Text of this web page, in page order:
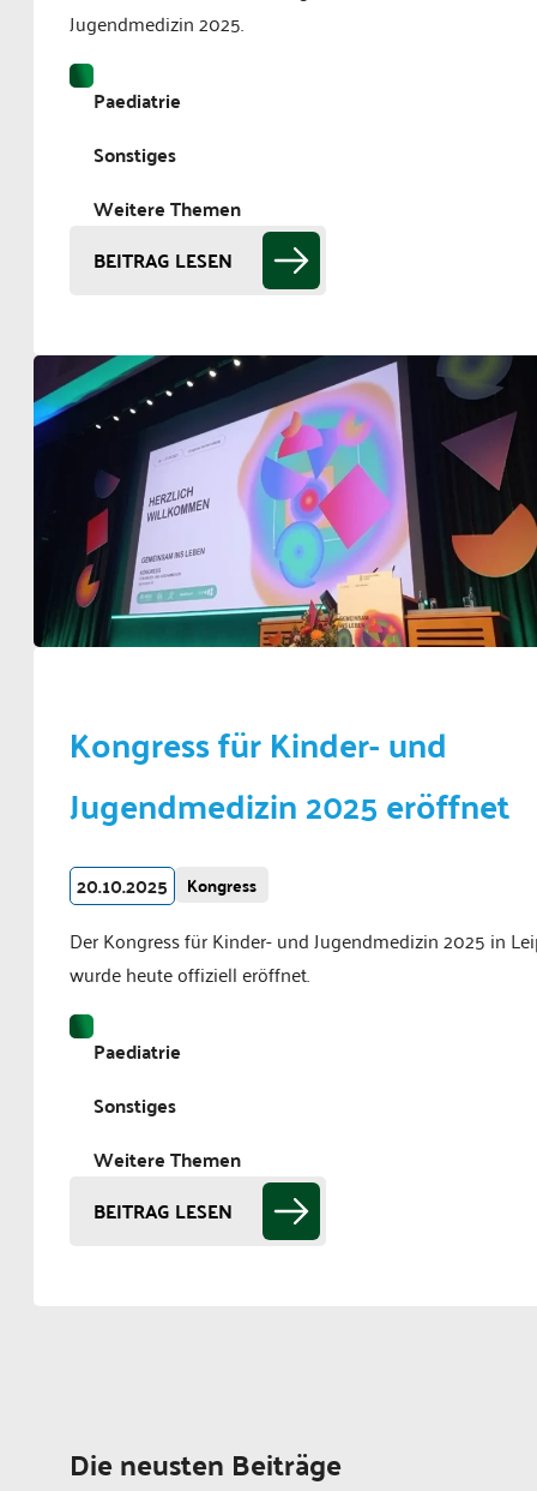
Jugendmedizin 2025.
Paediatrie
Sonstiges
Weitere Themen
BEITRAG LESEN
Kongress für Kinder- und
Jugendmedizin 2025 eröffnet
20.10.2025 Kongress
Der Kongress für Kinder- und Jugendmedizin 2025 in
wurde heute offiziell eröffnet.
Paediatrie
Sonstiges
Weitere Themen
BEITRAG LESEN
Die neusten Beiträge